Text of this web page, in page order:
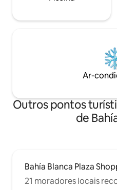
Ar-
Outros pontos
de
Bahía Blanca Plaza
21 moradores locais